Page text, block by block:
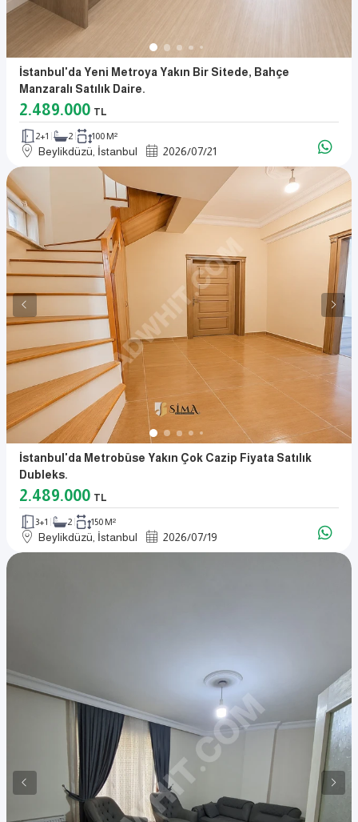
İstanbul'da Yeni Metroya Yakın Bir Sitede, Bahçe
Manzaralı Satılık Daire.
2.489.000 TL
2+1 2 100 M²
Beylikdüzü, İstanbul 2026/07/21
İstanbul'da Metrobüse Yakın Çok Cazip Fiyata Satılık
Dubleks.
2.489.000 TL
3+1 2 150 M²
Beylikdüzü, İstanbul 2026/07/19